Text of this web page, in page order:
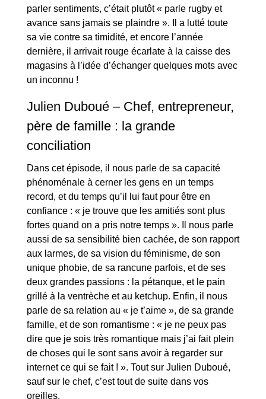
parler sentiments, c’était plutôt « parle rugby et
avance sans jamais se plaindre ». Il a lutté toute
sa vie contre sa timidité, et encore l’année
dernière, il arrivait rouge écarlate à la caisse des
magasins à l’idée d’échanger quelques mots avec
un inconnu !
Julien Duboué – Chef, entrepreneur,
père de famille : la grande
conciliation
Dans cet épisode, il nous parle de sa capacité
phénoménale à cerner les gens en un temps
record, et du temps qu’il lui faut pour être en
confiance : « je trouve que les amitiés sont plus
fortes quand on a pris notre temps ». Il nous parle
aussi de sa sensibilité bien cachée, de son rapport
aux larmes, de sa vision du féminisme, de son
unique phobie, de sa rancune parfois, et de ses
deux grandes passions : la pétanque, et le pain
grillé à la ventrèche et au ketchup. Enfin, il nous
parle de sa relation au « je t’aime », de sa grande
famille, et de son romantisme : « je ne peux pas
dire que je sois très romantique mais j’ai fait plein
de choses qui le sont sans avoir à regarder sur
internet ce qui se fait ! ». Tout sur Julien Duboué,
sauf sur le chef, c’est tout de suite dans vos
oreilles.